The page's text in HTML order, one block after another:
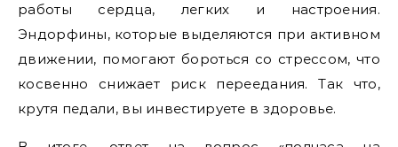
работы сердца, легких и настроения.
Эндорфины, которые выделяются при активном
движении, помогают бороться со стрессом, что
косвенно снижает риск переедания. Так что,
крутя педали, вы инвестируете в здоровье.